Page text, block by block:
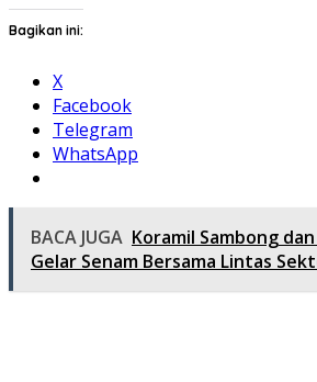
Bagikan ini:
X
Facebook
Telegram
WhatsApp
BACA JUGA Koramil Sambong
Gelar Senam Bersama Lintas